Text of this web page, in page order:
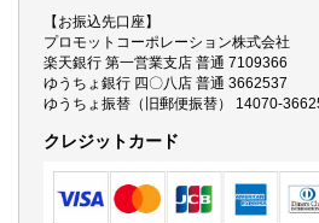
【お振込先口座】
プロモットコーポレーション株式会社
楽天銀行 第一営業支店 普通 7109366
ゆうちょ銀行 四〇八店 普通 3662537
ゆうちょ振替（旧郵便振替） 14070-
クレジットカード